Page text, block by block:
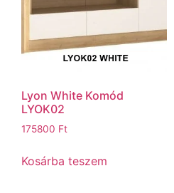
Lyon White Komód
LYOK02
175800 Ft
Kosárba teszem